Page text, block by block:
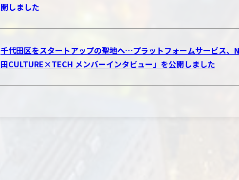
開しました
千代田区をスタートアップの聖地へ…プラットフォームサービス
田CULTURE×TECH メンバーインタビュー」を公開しました